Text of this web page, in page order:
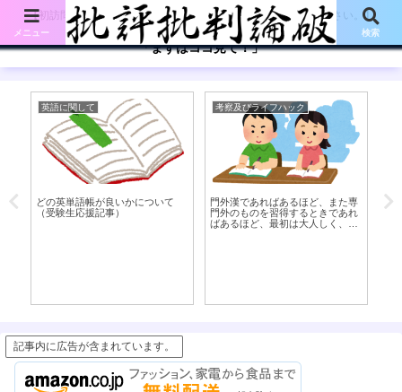
【初訪問の方は、下記の「まずはココ見て!」ボタンをご覧ください。】
「まずはココ見て！」
英語に関して
どの英単語帳が良いかについて
（受験生応援記事）
考察及びライフハック
門外漢であればあるほど、また専
門外のものを習得するときであれ
ばあるほど、最初は大人しく、身
子
記事内に広告が含まれています。
メニュー 検索